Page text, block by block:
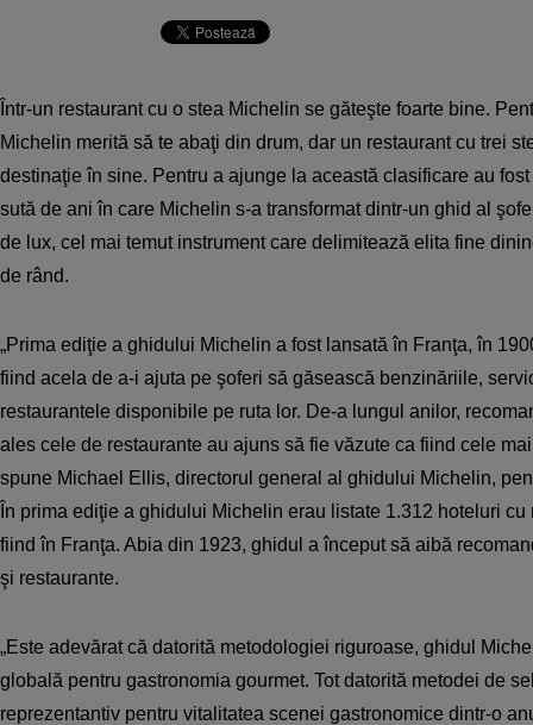
Într-un restaurant cu o stea Michelin se găteşte foarte bine.
Michelin merită să te abaţi din drum, dar un restaurant cu trei
destinaţie în sine. Pentru a ajunge la această clasificare au
sută de ani în care Michelin s-a transformat dintr-un ghid al
de lux, cel mai temut instrument care delimitează elita fine
de rând.
„Prima ediţie a ghidului Michelin a fost lansată în Franţa, în
fiind acela de a-i ajuta pe şoferi să găsească benzinăriile,
restaurantele disponibile pe ruta lor. De-a lungul anilor,
ales cele de restaurante au ajuns să fie văzute ca fiind cele
spune Michael Ellis, directorul general al ghidului Michelin,
În prima ediţie a ghidului Michelin erau listate 1.312 hoteluri
fiind în Franţa. Abia din 1923, ghidul a început să aibă
şi restaurante.
„Este adevărat că datorită metodologiei riguroase, ghidul
globală pentru gastronomia gourmet. Tot datorită metodei de
reprezentantiv pentru vitalitatea scenei gastronomice dintr-o